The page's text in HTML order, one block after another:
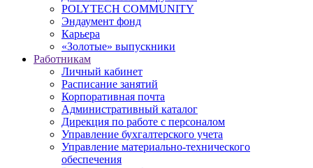
POLYTECH COMMUNITY
Эндаумент фонд
Карьера
«Золотые» выпускники
Работникам
Личный кабинет
Расписание занятий
Корпоративная почта
Административный каталог
Дирекция по работе с персоналом
Управление бухгалтерского учета
Управление материально-технического
обеспечения